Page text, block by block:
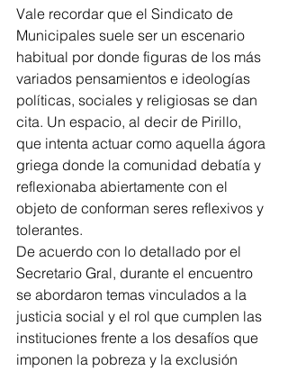
Vale recordar que el Sindicato de
Municipales suele ser un escenario
habitual por donde figuras de los más
variados pensamientos e ideologías
políticas, sociales y religiosas se dan
cita. Un espacio, al decir de Pirillo,
que intenta actuar como aquella ágora
griega donde la comunidad debatía y
reflexionaba abiertamente con el
objeto de conforman seres reflexivos y
tolerantes.
De acuerdo con lo detallado por el
Secretario Gral, durante el encuentro
se abordaron temas vinculados a la
justicia social y el rol que cumplen las
instituciones frente a los desafíos que
imponen la pobreza y la exclusión